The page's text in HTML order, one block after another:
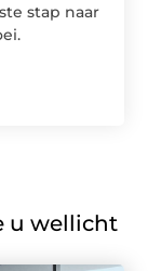
stap naar
u wellicht